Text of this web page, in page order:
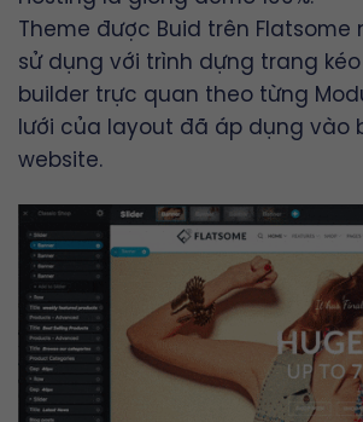
Theme được Buid trên Flatsome
sử dụng với trình dựng trang
builder trực quan theo từng
lưới của layout đã áp dụng vào
website.